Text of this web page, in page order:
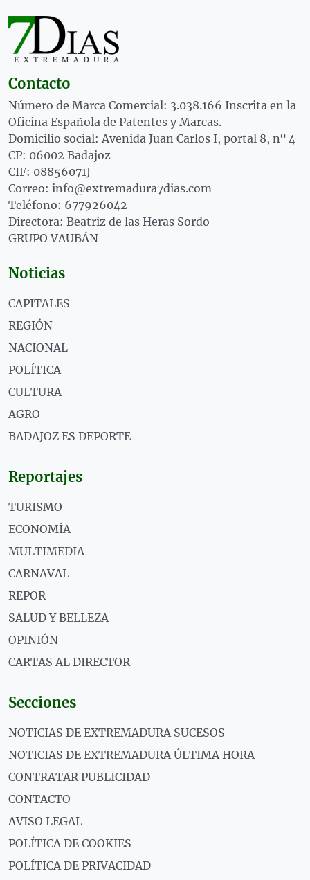
Contacto
Número de Marca Comercial: 3.038.166 Inscrita en la
Oficina Española de Patentes y Marcas.
Domicilio social: Avenida Juan Carlos I, portal 8, nº 4
CP: 06002 Badajoz
CIF: 08856071J
Correo: info@extremadura7dias.com
Teléfono: 677926042
Directora: Beatriz de las Heras Sordo
GRUPO VAUBÁN
Noticias
CAPITALES
REGIÓN
NACIONAL
POLÍTICA
CULTURA
AGRO
BADAJOZ ES DEPORTE
Reportajes
TURISMO
ECONOMÍA
MULTIMEDIA
CARNAVAL
REPOR
SALUD Y BELLEZA
OPINIÓN
CARTAS AL DIRECTOR
Secciones
NOTICIAS DE EXTREMADURA SUCESOS
NOTICIAS DE EXTREMADURA ÚLTIMA HORA
CONTRATAR PUBLICIDAD
CONTACTO
AVISO LEGAL
POLÍTICA DE COOKIES
POLÍTICA DE PRIVACIDAD